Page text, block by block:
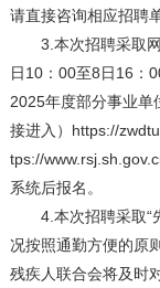
请直接咨询相应招聘
3.本次招聘采取网
日10：00至8日16：
2025年度部分事业单
接进入）https://
tps://
系统后报名。
4.本次招聘采取“先
况按照通勤方便的原
残疾人联合会将及时